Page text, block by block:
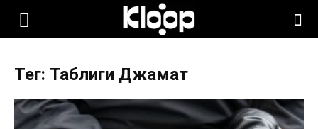
KLOOP.KG
Тег: Таблиги Джамат